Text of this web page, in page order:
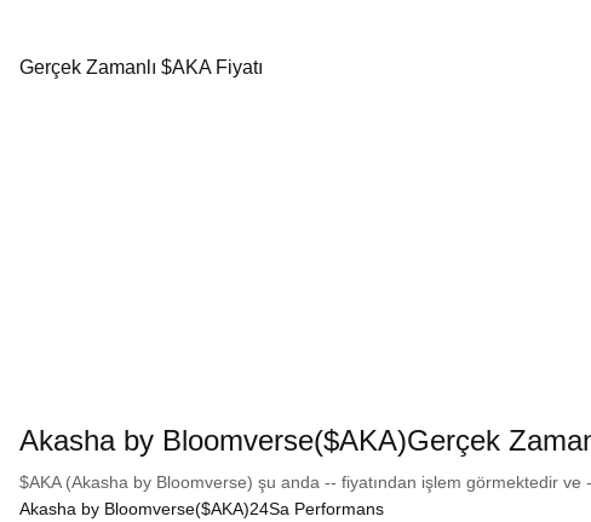
Gerçek Zamanlı $AKA Fiyatı
Akasha by Bloomverse($AKA)Gerçek
$AKA (Akasha by Bloomverse) şu anda -- fiyatından işlem görmektedir ve
Akasha by Bloomverse($AKA)24Sa Performans